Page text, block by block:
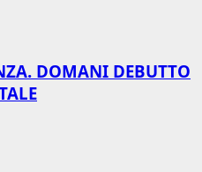
DOMANI DEBUTTO